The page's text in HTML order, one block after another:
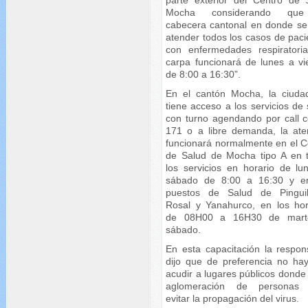
Mocha considerando
cabecera cantonal en donde
atender todos los casos de
con enfermedades
carpa funcionará de lunes a
de 8:00 a 16:30”.
En el cantón Mocha, la
tiene acceso a los servicios de
con turno agendando por call
171 o a libre demanda, la
funcionará normalmente en el
de Salud de Mocha tipo A en
los servicios en horario de
sábado de 8:00 a 16:30 y
puestos de Salud de
Rosal y Yanahurco, en los
de 08H00 a 16H30 de
sábado.
En esta capacitación la
dijo que de preferencia no
acudir a lugares públicos
aglomeración de personas
evitar la propagación del virus.